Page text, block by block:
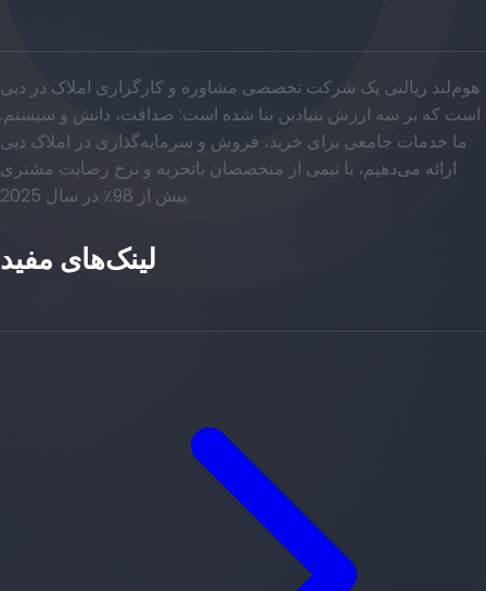
هوم‌لند ریالتی یک شرکت تخصصی مشاوره و کارگزاری املاک در دبی
است که بر سه ارزش بنیادین بنا شده است: صداقت، دانش و سیستم.
ما خدمات جامعی برای خرید، فروش و سرمایه‌گذاری در املاک دبی
ارائه می‌دهیم، با تیمی از متخصصان باتجربه و نرخ رضایت مشتری
بیش از 98٪ در سال 2025.
لینک‌های مفید